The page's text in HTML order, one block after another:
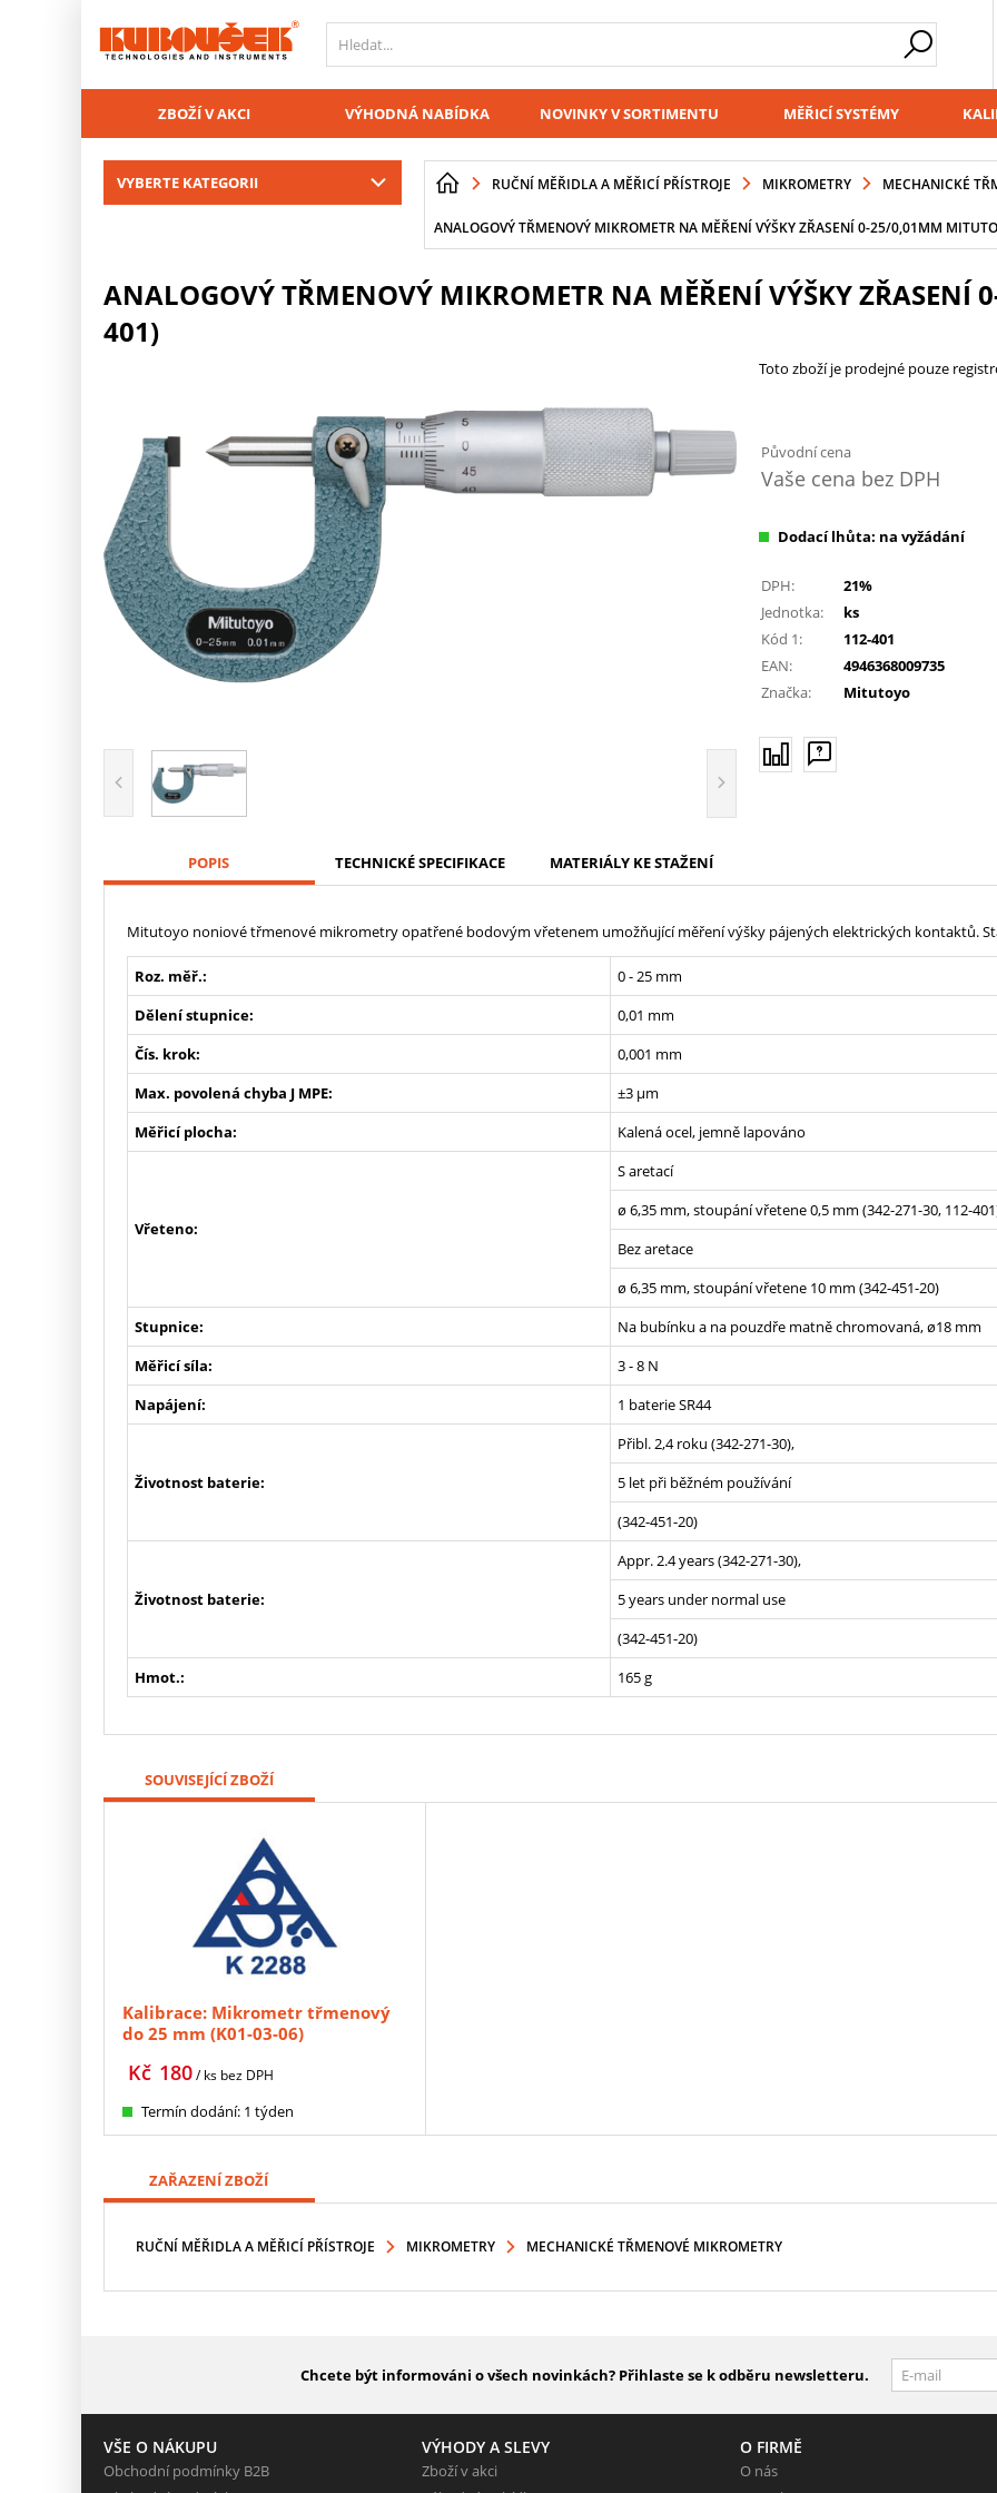
ZBOŽÍ V AKCI VÝHODNÁ NABÍDKA NOVINKY V SORTIMENTU MĚŘICÍ SYSTÉMY
VYBERTE KATEGORII RUČNÍ MĚŘIDLA A MĚŘICÍ PŘÍSTROJE MIKROMETRY MECHANICKÉ
ANALOGOVÝ TŘMENOVÝ MIKROMETR NA MĚŘENÍ VÝŠKY ZŘASENÍ 0-25/0,01MM
ANALOGOVÝ TŘMENOVÝ MIKROMETR NA MĚŘENÍ VÝŠKY
401)
Toto zboží je prodejné pouze
Původní cena
Vaše cena bez DPH
Dodací lhůta: na vyžádání
DPH:
21%
Jednotka:
ks
Kód 1:
112-401
EAN:
4946368009735
Značka:
Mitutoyo
POPIS TECHNICKÉ SPECIFIKACE MATERIÁLY KE STAŽENÍ
Mitutoyo noniové třmenové mikrometry opatřené bodovým vřetenem umožňující měření výšky pájených elektrických kontaktů.
Roz. měř.:
0 - 25 mm
Dělení stupnice:
0,01 mm
Čís. krok:
0,001 mm
Max. povolená chyba J MPE:
±3 µm
Měřicí plocha:
Kalená ocel, jemně lapováno
Vřeteno:
S aretací
ø 6,35 mm, stoupání vřetene 0,5 mm (342-271-30, 112-
Bez aretace
ø 6,35 mm, stoupání vřetene 10 mm (342-451-20)
Stupnice:
Na bubínku a na pouzdře matně chromovaná, ø18 mm
Měřicí síla:
3 - 8 N
Napájení:
1 baterie SR44
Životnost baterie:
Přibl. 2,4 roku (342-271-30),
5 let při běžném používání
(342-451-20)
Životnost baterie:
Appr. 2.4 years (342-271-30),
5 years under normal use
(342-451-20)
Hmot.:
165 g
SOUVISEJÍCÍ ZBOŽÍ
Kalibrace: Mikrometr třmenový
do 25 mm (K01-03-06)
180
Kč / ks bez DPH
Termín dodání: 1 týden
ZAŘAZENÍ ZBOŽÍ
RUČNÍ MĚŘIDLA A MĚŘICÍ PŘÍSTROJE MIKROMETRY MECHANICKÉ TŘMENOVÉ MIKROMETRY
Chcete být informováni o všech novinkách? Přihlaste se k odběru newsletteru.
VŠE O NÁKUPU
Obchodní podmínky B2B
VÝHODY A SLEVY
Zboží v akci
O FIRMĚ
O nás